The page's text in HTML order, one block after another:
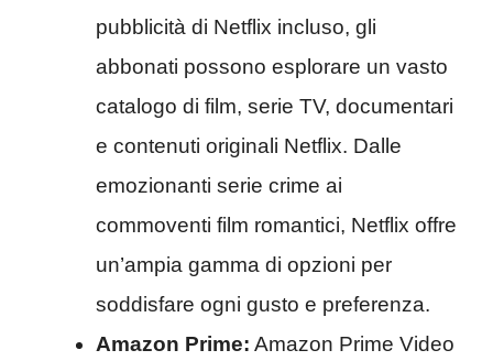
pubblicità di Netflix incluso, gli
abbonati possono esplorare un vasto
catalogo di film, serie TV, documentari
e contenuti originali Netflix. Dalle
emozionanti serie crime ai
commoventi film romantici, Netflix offre
un’ampia gamma di opzioni per
soddisfare ogni gusto e preferenza.
Amazon Prime: Amazon Prime Video